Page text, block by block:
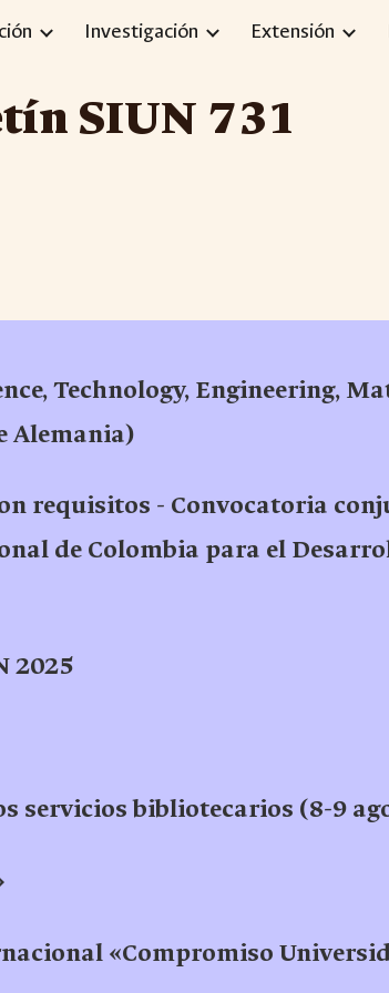
Skip to navigation
Investigación Extensión
SIUN 731
Technology, Engineering,
Alemania)
requisitos - Convocatoria
de Colombia para el
2025
servicios bibliotecarios (8-9
«Compromiso